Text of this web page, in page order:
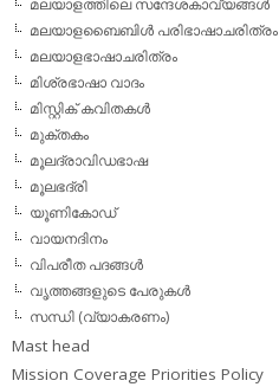
മലയാളത്തിലെ സന്ദേശകാവ്യങ്ങള്‍
മലയാളബൈബിള്‍ പരിഭാഷാചരിത്രം
മലയാളഭാഷാചരിത്രം
മിശ്രഭാഷാ വാദം
മിസ്റ്റിക് കവിതകള്‍
മുക്തകം
മൂലദ്രാവിഡഭാഷ
മൂലഭദ്രി
യൂണികോഡ്
വായനദിനം
വിപരീത പദങ്ങള്‍
വൃത്തങ്ങളുടെ പേരുകള്‍
സന്ധി (വ്യാകരണം)
Mast head
Mission Coverage Priorities Policy